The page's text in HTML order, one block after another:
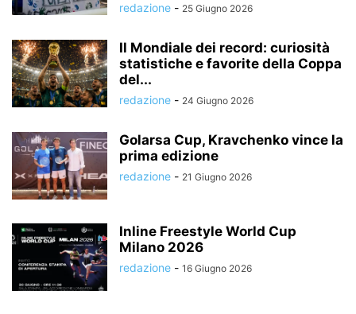
redazione - 25 Giugno 2026
Il Mondiale dei record: curiosità
statistiche e favorite della Coppa
del...
redazione - 24 Giugno 2026
Golarsa Cup, Kravchenko vince la
prima edizione
redazione - 21 Giugno 2026
Inline Freestyle World Cup
Milano 2026
redazione - 16 Giugno 2026